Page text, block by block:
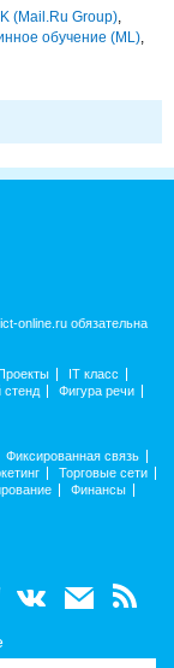
(Mail.Ru Group),
обучение (ML),
online.ru обязательна
IT класс
стенд
Фигура речи
Фиксированная связь
Торговые сети
Финансы